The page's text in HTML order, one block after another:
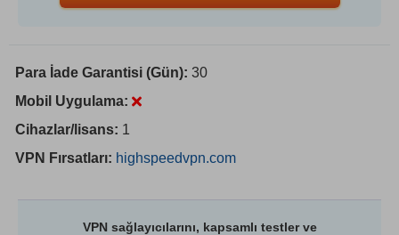
Para İade Garantisi (Gün): 30
Mobil Uygulama:
Cihazlar/lisans: 1
VPN Fırsatları: highspeedvpn.com
VPN sağlayıcılarını, kapsamlı testler ve